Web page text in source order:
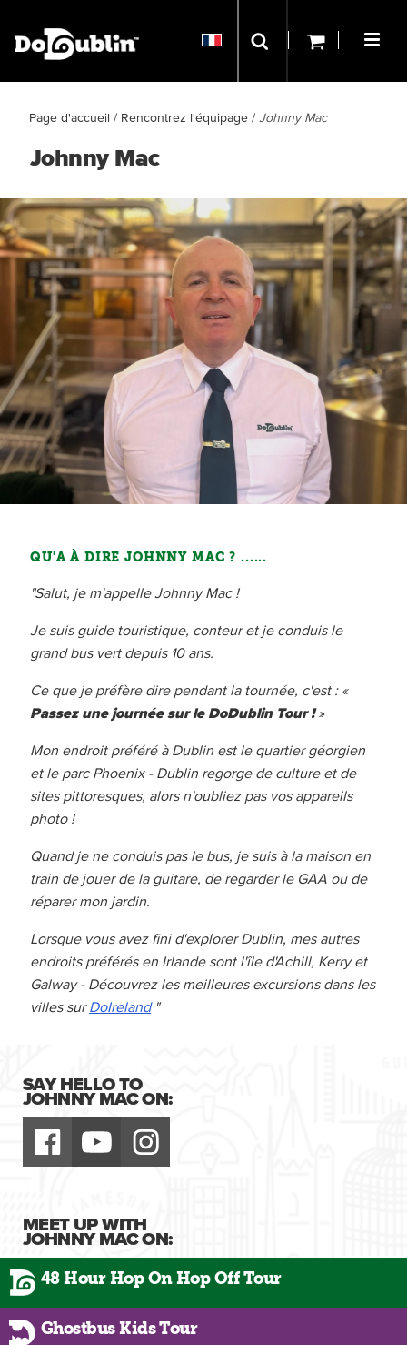
Page d'accueil / Rencontrez l'équipage / Johnny Mac
Johnny Mac
QU'A À DIRE JOHNNY MAC ? ......
"Salut, je m'appelle Johnny Mac !
Je suis guide touristique, conteur et je conduis le
grand bus vert depuis 10 ans.
Ce que je préfère dire pendant la tournée, c'est : «
Passez une journée sur le DoDublin Tour !»
Mon endroit préféré à Dublin est le quartier géorgien
et le parc Phoenix - Dublin regorge de culture et de
sites pittoresques, alors n'oubliez pas vos appareils
photo !
Quand je ne conduis pas le bus, je suis à la maison en
train de jouer de la guitare, de regarder le GAA ou de
réparer mon jardin.
Lorsque vous avez fini d'explorer Dublin, mes autres
endroits préférés en Irlande sont l'île d'Achill, Kerry et
Galway - Découvrez les meilleures excursions dans les
villes surDoIreland"
SAY HELLO TO
JOHNNY MAC ON:
MEET UP WITH
JOHNNY MAC ON:
48 Hour Hop On Hop Off Tour
Ghostbus Kids Tour